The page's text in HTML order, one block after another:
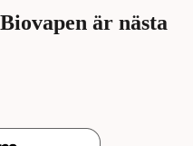
är nästa